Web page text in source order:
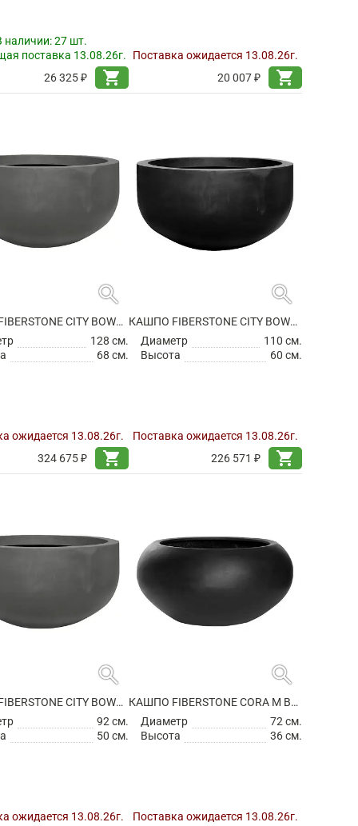
наличии:27 шт.
поставка 13.08.26г.
26 325 ₽
shopping_cart
Поставка ожидается 13.08.26г.
20 007 ₽
shopping_cart
search
КАШПО FIBERSTONE CITY BOWL L GREY
128 см.
68 см.
ожидается 13.08.26г.
324 675 ₽
shopping_cart
search
КАШПО FIBERSTONE CITY BOWL M BLACK
Диаметр
110 см.
Высота
60 см.
Поставка ожидается 13.08.26г.
226 571 ₽
shopping_cart
search
КАШПО FIBERSTONE CITY BOWL S GREY
92 см.
50 см.
ожидается 13.08.26г.
search
КАШПО FIBERSTONE CORA M BLACK
Диаметр
72 см.
Высота
36 см.
Поставка ожидается 13.08.26г.